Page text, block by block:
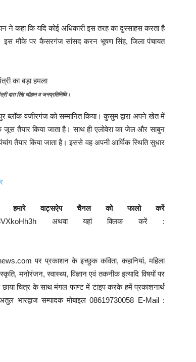
ने कहा कि यदि कोई अधिकारी इस तरह का दुस्साहस करता है
इस मौके पर कैसरगंज सांसद करन भूषण सिंह, जिला पंचायत
दारा सिंह चौहान व जनप्रतिनिधि।
ब्लॉक वजीरगंज को सम्मानित किया। कुसुम द्वारा अपने खेत में
तैयार किया जाता है। साथ ही एलोवेरा का जेल और साबुन
तैयार किया जाता है। इससे वह अपनी आर्थिक स्थिति सुधार
वाट्सऐप चैनल को फालो करें
अथवा यहां क्लिक करें :
पर प्रकाशन के इच्छुक कविता, कहानियां, महिला
मनोरंजन, स्वास्थ्य, विज्ञान एवं तकनीक इत्यादि विषयों पर
चित्र के साथ मंगल फाण्ट में टाइप करके हमें प्रकाशनार्थ
भारद्वाज सम्पादक मोबाइल 08619730058 E-Mail :